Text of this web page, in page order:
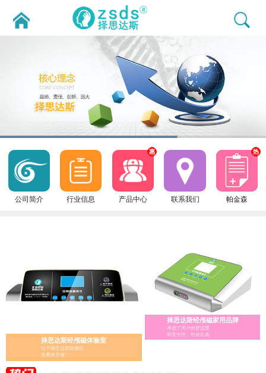
公司简介 行业信息 产品中心
惠
联系我们 帕金森
热
择思达斯经颅磁体验室
位于南京总部鼓楼区
免费体开放!
择思达斯经颅磁家用品牌
考虑了用户的舒适度
和安全性、性价比高
经颅磁家庭版的选择指南
经颅磁 家用——择思达斯经颅磁家用品牌
经颅磁刺激治疗仪怎么辨别真假?
医用经颅磁和家用经颅磁刺激仪的区别